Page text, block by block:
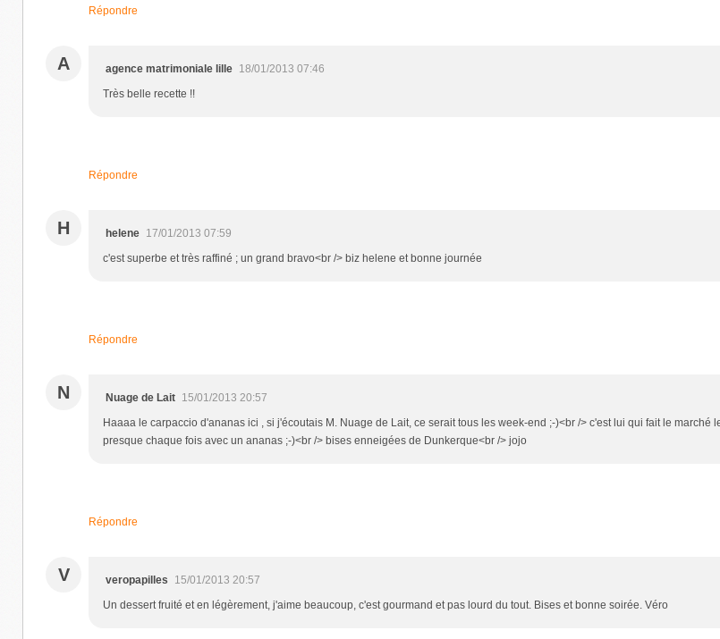
Répondre
A agence matrimoniale lille 18/01/2013 07:46
Très belle recette !!
Répondre
H helene 17/01/2013 07:59
c'est superbe et très raffiné ; un grand bravo<br /> biz helene et bonne journée
Répondre
N Nuage de Lait 15/01/2013 20:57
Haaaa le carpaccio d'ananas ici , si j'écoutais M. Nuage de Lait, ce serait tous les week-end ;-)<br /> c'est lui qui fait le marché
presque chaque fois avec un ananas ;-)<br /> bises enneigées de Dunkerque<br /> jojo
Répondre
V veropapilles
15/01/2013 20:57
Un dessert fruité et en légèrement, j'aime beaucoup, c'est gourmand et pas lourd du tout. Bises et bonne soirée. Véro